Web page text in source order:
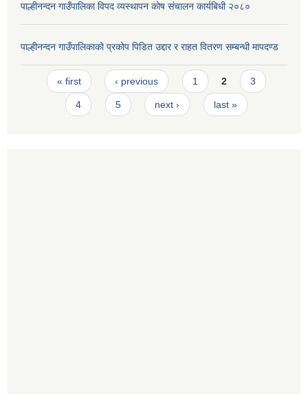
पाल्हीनन्दन गाउँपालिका विपद व्यस्थापन कोष संचालन कार्यबिधी २०८०
पाल्हीनन्दन गाउँपालिकाको प्रकोप पिडित उद्दार र राहत वितरण सम्बन्धी मापदण्ड
Pages
« first ‹ previous 1 2 3
4 5 next › last »